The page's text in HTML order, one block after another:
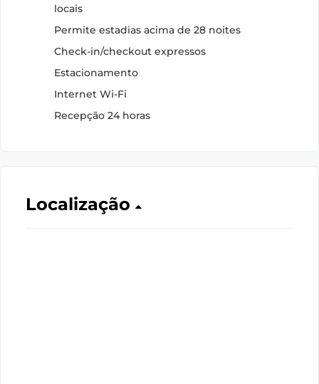
locais
Permite estadias acima de 28 noites
Check-in/checkout expressos
Estacionamento
Internet Wi-Fi
Recepção 24 horas
Localização